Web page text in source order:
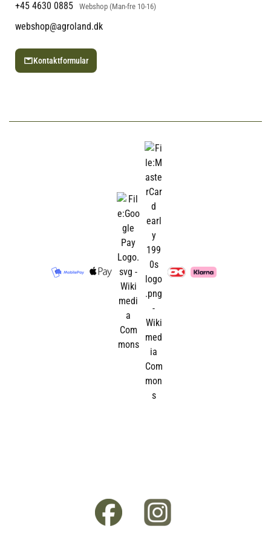
+45 4630 0885 Webshop (Man-fre 10-16)
webshop@agroland.dk
Kontaktformular